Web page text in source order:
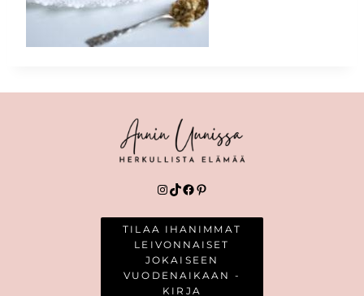
Instagram
TikTok
Facebook
Pinterest
TILAA IHANIMMAT
LEIVONNAISET
JOKAISEEN
VUODENAIKAAN -
KIRJA